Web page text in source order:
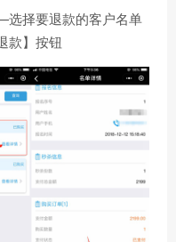
选择要退款的客户名单
款】按钮